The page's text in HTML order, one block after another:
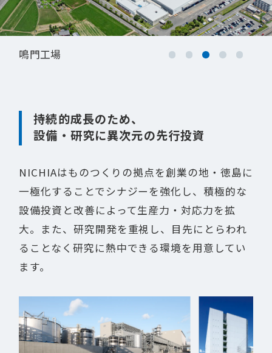
鳴門工場
持続的成長のため、
設備・研究に異次元の先行投資
NICHIAはものつくりの拠点を創業の地・徳島に
一極化することでシナジーを強化し、積極的な
設備投資と改善によって生産力・対応力を拡
大。また、研究開発を重視し、目先にとらわれ
ることなく研究に熱中できる環境を用意してい
ます。